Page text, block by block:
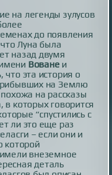
на легенды зулусов
до появления
Луна была
назад двумя
Вованеи
эта история о
на Землю
на рассказы
которых говорится
“спустились с
ли это еще раз
– если они и
которой
внеземное
деталь